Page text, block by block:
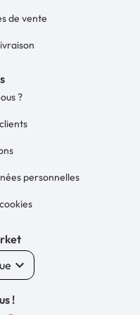
de vente
?
personnelles
keyboard_arrow_down
!